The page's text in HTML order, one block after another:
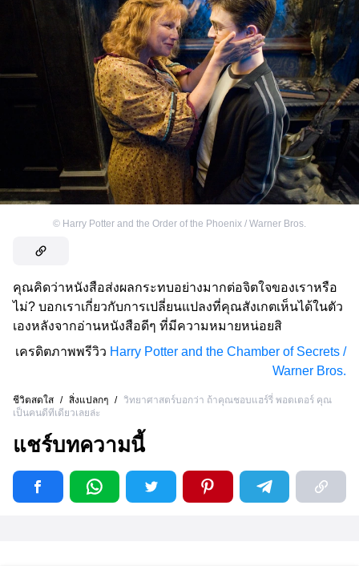
© Harry Potter and the Order of the Phoenix / Warner Bros.
คุณคิดว่าหนังสือส่งผลกระทบอย่างมากต่อจิตใจของเราหรือ
ไม่? บอกเราเกี่ยวกับการเปลี่ยนแปลงที่คุณสังเกตเห็นได้ในตัว
เองหลังจากอ่านหนังสือดีๆ ที่มีความหมายหน่อยสิ
เครดิตภาพพรีวิว Harry Potter and the Chamber of Secrets /
Warner Bros.
ชีวิตสดใส / สิ่งแปลกๆ /
วิทยาศาสตร์บอกว่า ถ้าคุณชอบแฮร์รี่ พอตเตอร์ คุณ
เป็นคนดีทีเดียวเลยล่ะ
แชร์บทความนี้